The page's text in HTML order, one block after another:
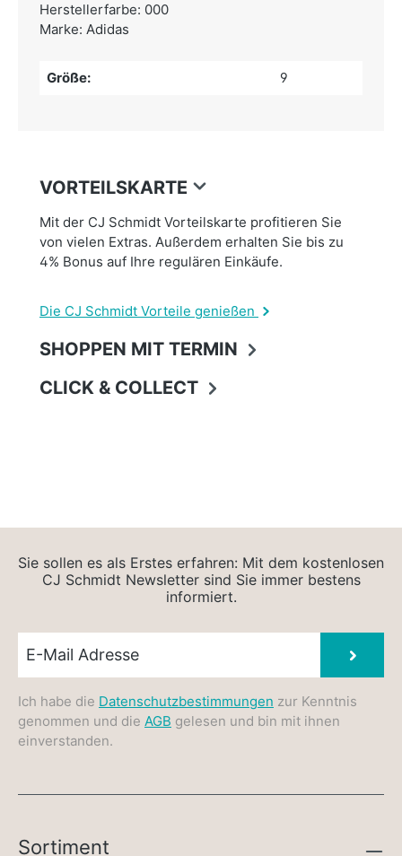
Herstellerfarbe: 000
Marke: Adidas
Größe: 9
VORTEILSKARTE
Mit der CJ Schmidt Vorteilskarte profitieren Sie
von vielen Extras. Außerdem erhalten Sie bis zu
4% Bonus auf Ihre regulären Einkäufe.
Die CJ Schmidt Vorteile genießen
SHOPPEN MIT TERMIN
CLICK & COLLECT
Sie sollen es als Erstes erfahren: Mit dem kostenlosen
CJ Schmidt Newsletter sind Sie immer bestens
informiert.
Ich habe die Datenschutzbestimmungen zur Kenntnis
genommen und die AGB gelesen und bin mit ihnen
einverstanden.
Sortiment